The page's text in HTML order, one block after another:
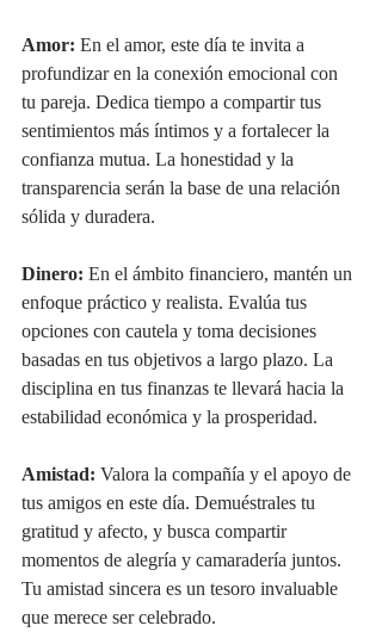
Amor: En el amor, este día te invita a
profundizar en la conexión emocional con
tu pareja. Dedica tiempo a compartir tus
sentimientos más íntimos y a fortalecer la
confianza mutua. La honestidad y la
transparencia serán la base de una relación
sólida y duradera.
Dinero: En el ámbito financiero, mantén un
enfoque práctico y realista. Evalúa tus
opciones con cautela y toma decisiones
basadas en tus objetivos a largo plazo. La
disciplina en tus finanzas te llevará hacia la
estabilidad económica y la prosperidad.
Amistad: Valora la compañía y el apoyo de
tus amigos en este día. Demuéstrales tu
gratitud y afecto, y busca compartir
momentos de alegría y camaradería juntos.
Tu amistad sincera es un tesoro invaluable
que merece ser celebrado.